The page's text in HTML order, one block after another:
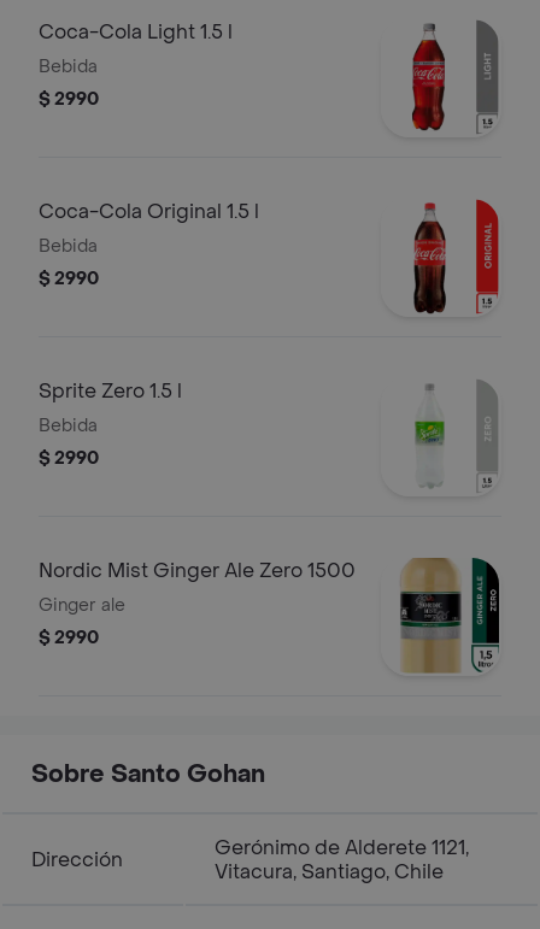
Coca-Cola Light 1.5 l
Bebida
$ 2990
Coca-Cola Original 1.5 l
Bebida
$ 2990
Sprite Zero 1.5 l
Bebida
$ 2990
Nordic Mist Ginger Ale Zero 1500
Ginger ale
$ 2990
Sobre Santo Gohan
Dirección
Gerónimo de Alderete 1121,
Vitacura, Santiago, Chile